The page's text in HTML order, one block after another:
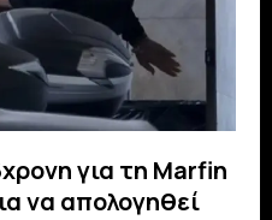
για τη Marfin
να απολογηθεί